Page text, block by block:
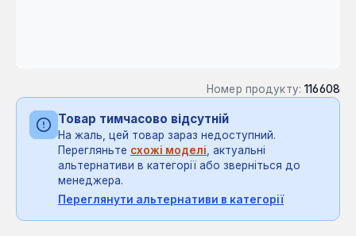
Номер продукту: 116608
Товар тимчасово відсутній
На жаль, цей товар зараз недоступний.
Перегляньте схожі моделі, актуальні
альтернативи в категорії або зверніться до
менеджера.
Переглянути альтернативи в категорії